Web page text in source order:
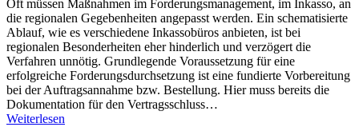
Oft müssen Maßnahmen im Forderungsmanagement, im Inkasso, an
die regionalen Gegebenheiten angepasst werden. Ein schematisierte
Ablauf, wie es verschiedene Inkassobüros anbieten, ist bei
regionalen Besonderheiten eher hinderlich und verzögert die
Verfahren unnötig. Grundlegende Voraussetzung für eine
erfolgreiche Forderungsdurchsetzung ist eine fundierte Vorbereitung
bei der Auftragsannahme bzw. Bestellung. Hier muss bereits die
Dokumentation für den Vertragsschluss…
Weiterlesen